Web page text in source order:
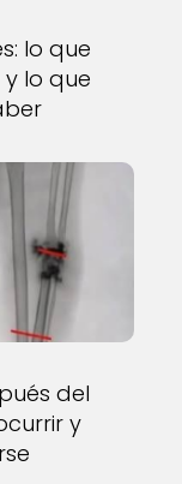
lo que
lo que
del
y